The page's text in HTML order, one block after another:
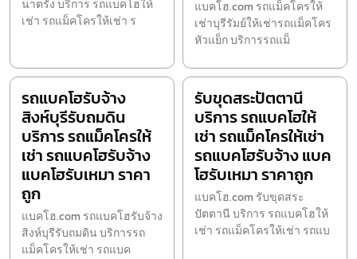
นาตรัง บริการ รถแบคโฮให้
เช่า รถแม็คโครให้เช่า ร
แบคโฮ.com รถแม็คโครให้
เช่าบุรีรัมย์ให้เช่ารถแม็คโคร
หัวแย็ก บริการรถแม็
รถแบคโฮรับจ้าง
สิงห์บุรีรับถมดิน
บริการ รถแม็คโครให้
เช่า รถแบคโฮรับจ้าง
แบคโฮรับเหมา ราคา
ถูก
แบคโฮ.com รถแบคโฮรับจ้าง
สิงห์บุรีรับถมดิน บริการรถ
แม็คโครให้เช่า รถแบค
รับขุดสระปัตตานี
บริการ รถแบคโฮให้
เช่า รถแม็คโครให้เช่า
รถแบคโฮรับจ้าง แบค
โฮรับเหมา ราคาถูก
แบคโฮ.com รับขุดสระ
ปัตตานี บริการ รถแบคโฮให้
เช่า รถแม็คโครให้เช่า รถแบ